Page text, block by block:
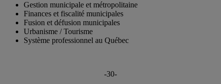
Gestion municipale et métropolitaine
Finances et fiscalité municipales
Fusion et défusion municipales
Urbanisme / Tourisme
Système professionnel au Québec
-30-